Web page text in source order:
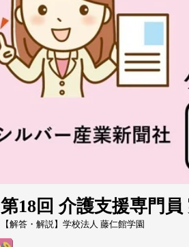
第18回 介護支援専門
【解答・解説】学校法人 藤仁館学園